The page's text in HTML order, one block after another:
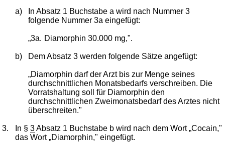
a)
In Absatz 1 Buchstabe a wird nach Nummer 3
folgende Nummer 3a eingefügt:
„3a. Diamorphin 30.000 mg,".
b) Dem Absatz 3 werden folgende Sätze angefügt:
„Diamorphin darf der Arzt bis zur Menge seines
durchschnittlichen Monatsbedarfs verschreiben. Die
Vorratshaltung soll für Diamorphin den
durchschnittlichen Zweimonatsbedarf des Arztes nicht
überschreiten."
3. In §3Absatz 1 Buchstabe b wird nach dem Wort „Cocain,"
das Wort „Diamorphin," eingefügt.